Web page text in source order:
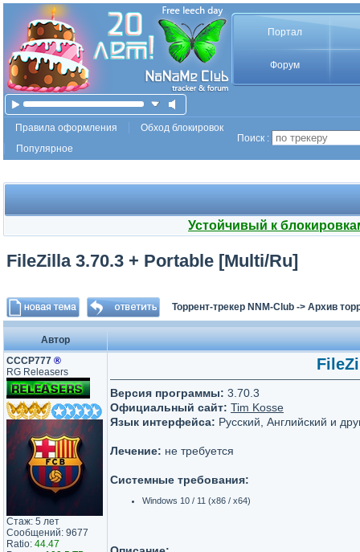
Портал
Форум
Правила оформления
Обход блокировок
Популярное
Поиск :
Устойчивый к
FileZilla 3.70.3 + Portable [Multi/Ru]
Торрент-трекер NNM-Club -> Архив
Автор
СССР777 ®
RG Releasers
Стаж: 5 лет
Сообщений: 9677
Ratio: 44.47
Версия программы: 3.70.3
Официальный сайт: Tim Kosse
Язык интерфейса: Русский, Английский и
Лечение: не требуется
Системные требования:
Windows 10 / 11 (x86 / x64)